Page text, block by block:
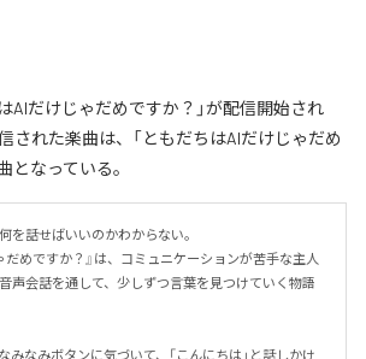
AIだけじゃだめですか？」が配信開始され
された楽曲は、「ともだちはAIだけじゃだめ
となっている。
を話せばいいのかわからない。
だめですか？』は、コミュニケーションが苦手な主人
声会話を通して、少しずつ言葉を見つけていく物語
みなみボタンに気づいて、「こんにちは」と話しかけ